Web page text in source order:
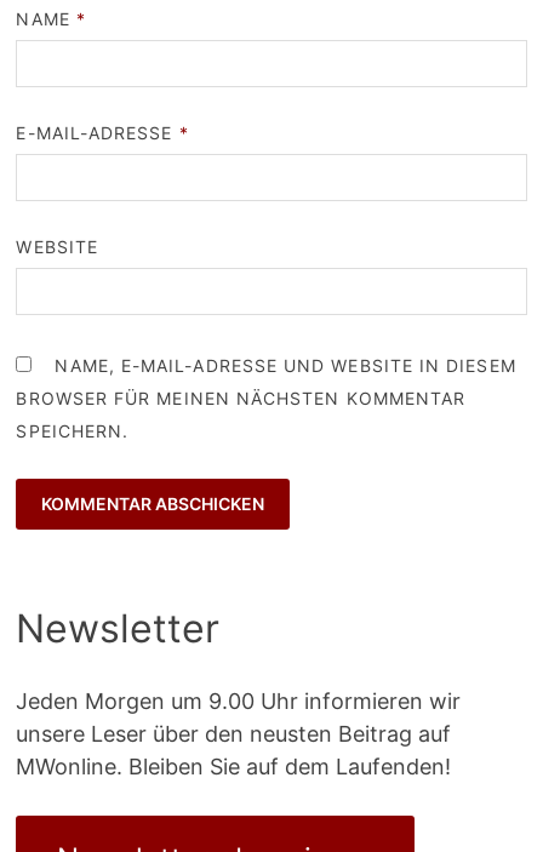
NAME *
E-MAIL-ADRESSE *
WEBSITE
NAME, E-MAIL-ADRESSE UND WEBSITE IN DIESEM
BROWSER FÜR MEINEN NÄCHSTEN KOMMENTAR
SPEICHERN.
Newsletter
Jeden Morgen um 9.00 Uhr informieren wir
unsere Leser über den neusten Beitrag auf
MWonline. Bleiben Sie auf dem Laufenden!